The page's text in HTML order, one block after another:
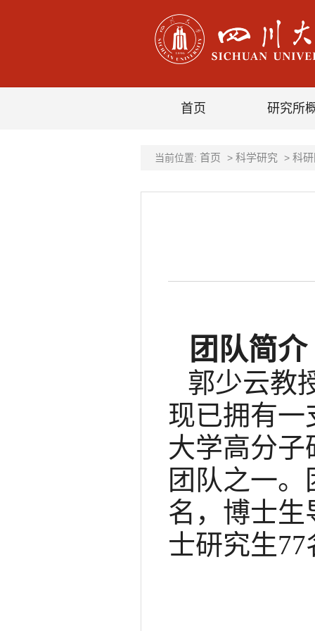
首页 研究所
当前位置: 首页 > 科学研究 > 科
团队简介
郭少云教
现已拥有一
大学高分
团队之一
名，博士生
士研究生77